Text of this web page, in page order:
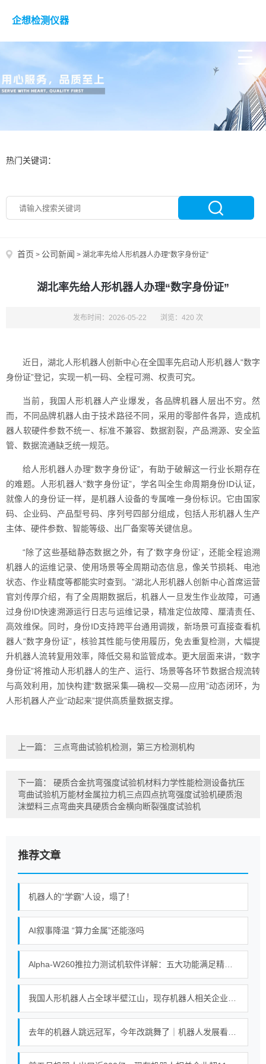
企想检测仪器
热门关键词：
首页 > 公司新闻 > 湖北率先给人形机器人办理“数字身份证”
湖北率先给人形机器人办理“数字身份证”
发布时间：2026-05-22 浏览：420 次
近日，湖北人形机器人创新中心在全国率先启动人形机器人“数字
身份证”登记，实现一机一码、全程可溯、权责可究。
当前，我国人形机器人产业爆发，各品牌机器人层出不穷。然
而，不同品牌机器人由于技术路径不同，采用的零部件各异，造成机
器人软硬件参数不统一、标准不兼容、数据割裂，产品溯源、安全监
管、数据流通缺乏统一规范。
给人形机器人办理“数字身份证”，有助于破解这一行业长期存在
的难题。人形机器人“数字身份证”，学名叫全生命周期身份ID认证，
就像人的身份证一样，是机器人设备的专属唯一身份标识。它由国家
码、企业码、产品型号码、序列号四部分组成，包括人形机器人生产
主体、硬件参数、智能等级、出厂备案等关键信息。
“除了这些基础静态数据之外，有了‘数字身份证’，还能全程追溯
机器人的运维记录、使用场景等全周期动态信息，像关节损耗、电池
状态、作业精度等都能实时查到。”湖北人形机器人创新中心首席运营
官刘传厚介绍，有了全周期数据后，机器人一旦发生作业故障，可通
过身份ID快速溯源运行日志与运维记录，精准定位故障、厘清责任、
高效维保。同时，身份ID支持跨平台通用调拨，新场景可直接查看机
器人“数字身份证”，核验其性能与使用履历，免去重复检测，大幅提
升机器人流转复用效率，降低交易和监管成本。更大层面来讲，“数字
身份证”将推动人形机器人的生产、运行、场景等各环节数据合规流转
与高效利用，加快构建“数据采集—确权—交易—应用”动态闭环，为
人形机器人产业“动起来”提供高质量数据支撑。
上一篇： 三点弯曲试验机检测，第三方检测机构
下一篇： 硬质合金抗弯强度试验机材料力学性能检测设备抗压
弯曲试验机万能材金属拉力机三点四点抗弯强度试验机硬质泡
沫塑料三点弯曲夹具硬质合金横向断裂强度试验机
推荐文章
机器人的“学霸”人设，塌了！
AI叙事降温 “算力金属”还能涨吗